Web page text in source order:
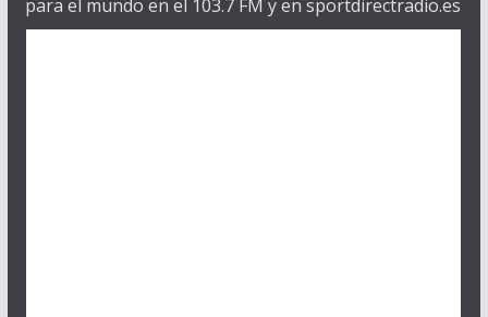
para el mundo en el 103.7 FM y en sportdirectradio.es